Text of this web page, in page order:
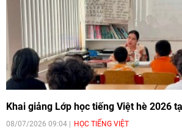
Khai giảng Lớp học tiếng Việt hè 2026
08/07/2026 09:04 HỌC TIẾNG VIỆT